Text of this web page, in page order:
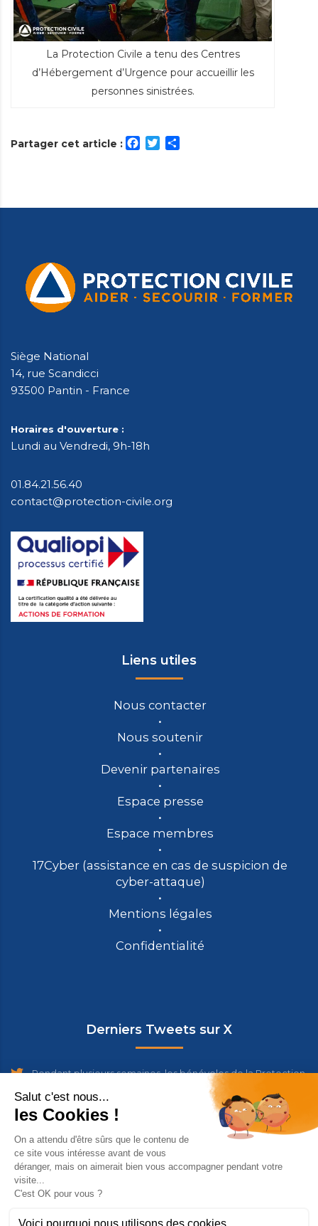
La Protection Civile a tenu des Centres
d’Hébergement d’Urgence pour accueillir les
personnes sinistrées.
Partager cet article : Facebook
Twitter
Siège National
14, rue Scandicci
93500 Pantin - France
Horaires d'ouverture :
Lundi au Vendredi, 9h-18h
01.84.21.56.40
contact@protection-civile.org
Liens utiles
Nous contacter
Nous soutenir
Devenir partenaires
Espace presse
Espace membres
17Cyber (assistance en cas de suspicion de
cyber-attaque)
Mentions légales
Confidentialité
Derniers Tweets sur X
Pendant plusieurs semaines, les bénévoles de la Protection
Civile de Vendée se sont relayés pour assurer le Disposi…
https://t.co/wh8YMlH8k5
yesterday
[Feux de forêts] Les bénévoles de la Protection Civile
ouvrent des Centres d'Hébergement d'Urgence à
Bordeaux et…
11 days ago